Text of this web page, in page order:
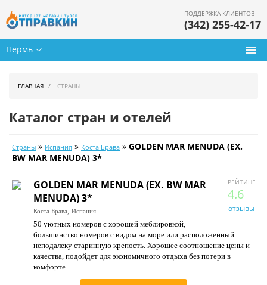
Пермь
ПОДДЕРЖКА КЛИЕНТОВ
(342) 255-42-17
Календарь туров
Цены дня
Страны
Как купить
О нас
ГЛАВНАЯ СТРАНЫ
Каталог стран и отелей
Страны » Испания » Коста Брава » GOLDEN MAR MENUDA (EX.
BW MAR MENUDA) 3*
РЕЙТИНГ
4.6
отзывы
GOLDEN MAR MENUDA (EX. BW MAR
MENUDA) 3*
Коста Брава, Испания
50 уютных номеров с хорошей меблировкой,
большинство номеров с видом на море или расположенный
неподалеку старинную крепость. Хорошее соотношение цены и
качества, подойдет для экономичного отдыха без потери в
комфорте.